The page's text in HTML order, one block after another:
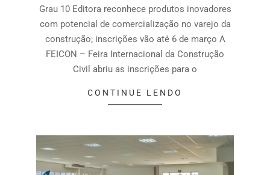
Grau 10 Editora reconhece produtos inovadores
com potencial de comercialização no varejo da
construção; inscrições vão até 6 de março A
FEICON – Feira Internacional da Construção
Civil abriu as inscrições para o
CONTINUE LENDO